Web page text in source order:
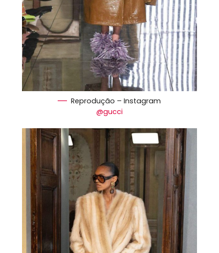
Reprodução – Instagram
@gucci